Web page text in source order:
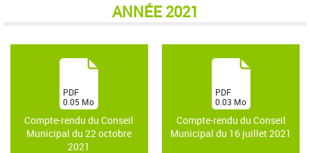
ANNÉE 2021
Compte-rendu du Conseil
Municipal du 22 octobre
2021
(PDF
0.05 Mo
)
Compte-rendu du Conseil
Municipal du 16 juillet 2021
(PDF
0.03 Mo
)